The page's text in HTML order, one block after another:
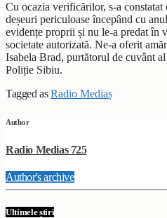
Cu ocazia verificărilor, s-a constatat
deșeuri periculoase începând cu
evidențe proprii și nu le-a predat în
societate autorizată. Ne-a oferit
Isabela Brad, purtătorul de cuvânt
Poliție Sibiu.
Tagged asRadio Mediaș
Author
Radio Medias 725
Author's archive
Ultimele știri